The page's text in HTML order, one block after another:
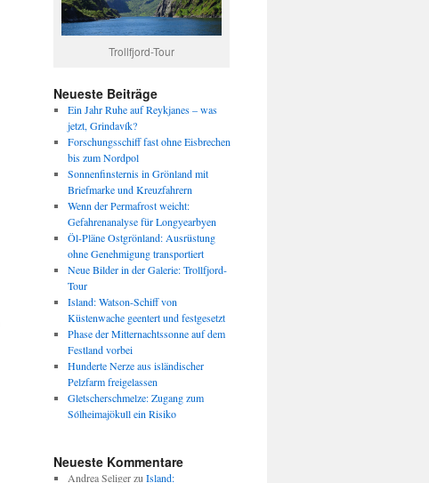
Trollfjord-Tour
Neueste Beiträge
Ein Jahr Ruhe auf Reykjanes – was
jetzt, Grindavík?
Forschungsschiff fast ohne Eisbrechen
bis zum Nordpol
Sonnenfinsternis in Grönland mit
Briefmarke und Kreuzfahrern
Wenn der Permafrost weicht:
Gefahrenanalyse für Longyearbyen
Öl-Pläne Ostgrönland: Ausrüstung
ohne Genehmigung transportiert
Neue Bilder in der Galerie: Trollfjord-
Tour
Island: Watson-Schiff von
Küstenwache geentert und festgesetzt
Phase der Mitternachtssonne auf dem
Festland vorbei
Hunderte Nerze aus isländischer
Pelzfarm freigelassen
Gletscherschmelze: Zugang zum
Sólheimajökull ein Risiko
Neueste Kommentare
Andrea Seligerzu Island: